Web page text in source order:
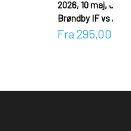
2026, 10 maj,
Brøndby IF vs AGF
Fra 295,00